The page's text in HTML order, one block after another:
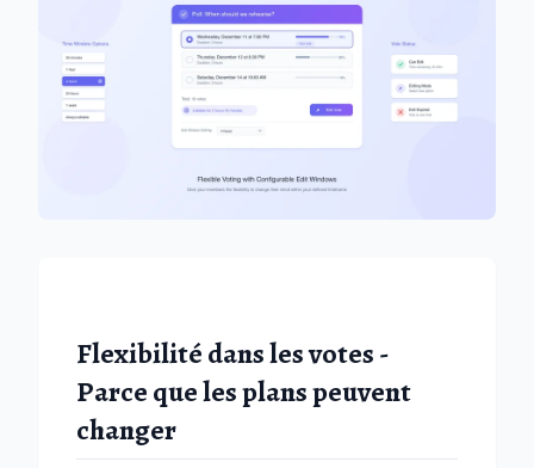
Flexibilité dans les votes -
Parce que les plans peuvent
changer